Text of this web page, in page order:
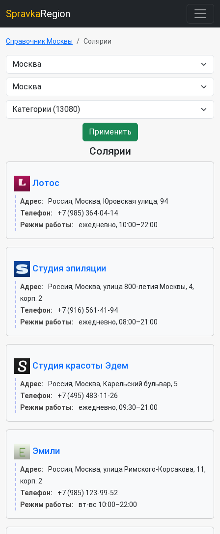
SpravkaRegion
Справочник Москвы Солярии
Применить
Солярии
Лотос
Адрес:
Россия, Москва, Юровская улица, 94
Телефон:
+7 (985) 364-04-14
Режим работы:
ежедневно, 10:00–22:00
Студия эпиляции
Адрес:
Россия, Москва, улица 800-летия Москвы, 4,
корп. 2
Телефон:
+7 (916) 561-41-94
Режим работы:
ежедневно, 08:00–21:00
Студия красоты Эдем
Адрес:
Россия, Москва, Карельский бульвар, 5
Телефон:
+7 (495) 483-11-26
Режим работы:
ежедневно, 09:30–21:00
Эмили
Адрес:
Россия, Москва, улица Римского-Корсакова, 11,
корп. 2
Телефон:
+7 (985) 123-99-52
Режим работы:
вт-вс 10:00–22:00